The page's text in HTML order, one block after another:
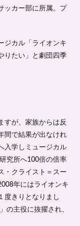
ッカー部に所属。プ
ジカル「ライオンキ
りたい」と劇団四季
すが、家族からは反
間で結果が出なけれ
入学しミュージカル
究所へ100倍の倍率
・クライスト＝スー
年にはライオンキ
度きりとなりまし
の主役に抜擢され、